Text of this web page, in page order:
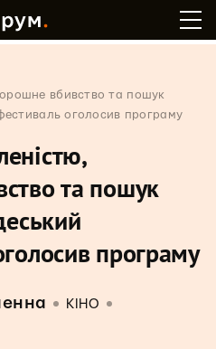
вбивство та пошук
оголосив програму
та пошук
програму
КІНО